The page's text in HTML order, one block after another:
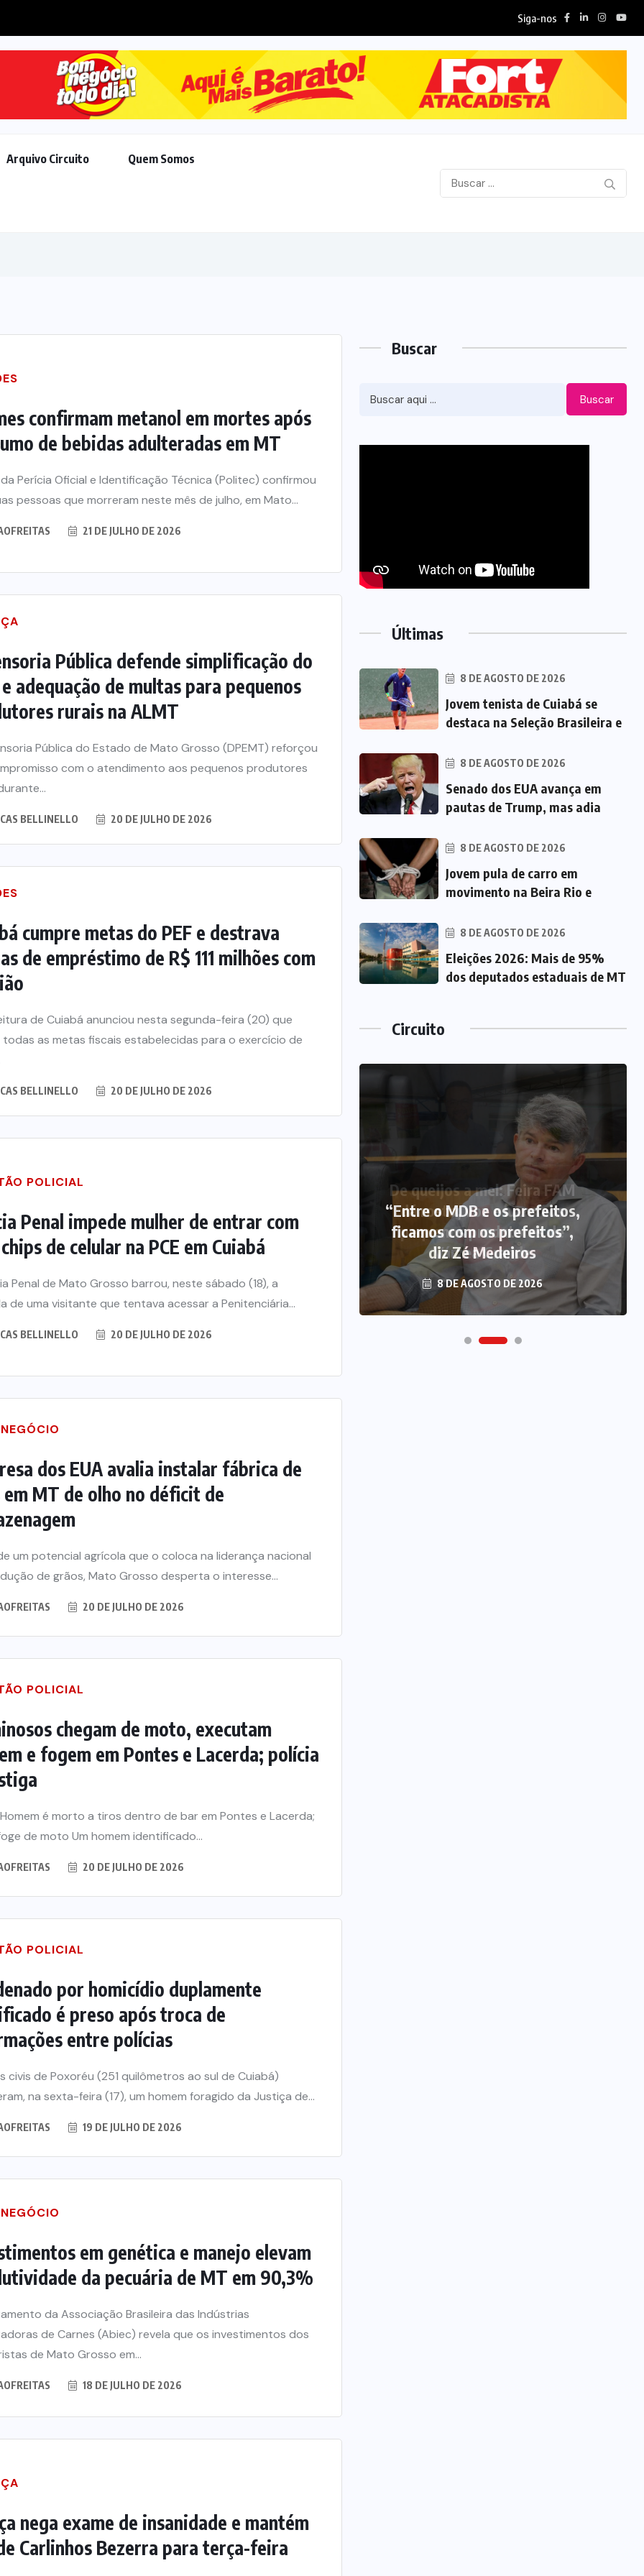
Siga-nos
Arquivo Circuito Quem Somos
confirmam metanol em mortes após
de bebidas adulteradas em MT
Perícia Oficial e Identificação Técnica (Politec) confirmou
pessoas que morreram neste mês de julho, em Mato...
21 DE JULHO DE 2026
Pública defende simplificação do
e adequação de multas para pequenos
rurais na ALMT
Pública do Estado de Mato Grosso (DPEMT) reforçou
com o atendimento aos pequenos produtores
BELLINELLO 20 DE JULHO DE 2026
cumpre metas do PEF e destrava
de empréstimo de R$ 111 milhões com
de Cuiabá anunciou nesta segunda-feira (20) que
todas as metas fiscais estabelecidas para o exercício de
BELLINELLO 20 DE JULHO DE 2026
POLICIAL
Penal impede mulher de entrar com
de celular na PCE em Cuiabá
Penal de Mato Grosso barrou, neste sábado (18), a
de uma visitante que tentava acessar a Penitenciária...
BELLINELLO 20 DE JULHO DE 2026
dos EUA avalia instalar fábrica de
em MT de olho no déficit de
um potencial agrícola que o coloca na liderança nacional
de grãos, Mato Grosso desperta o interesse...
20 DE JULHO DE 2026
POLICIAL
chegam de moto, executam
e fogem em Pontes e Lacerda; polícia
é morto a tiros dentro de bar em Pontes e Lacerda;
de moto Um homem identificado...
20 DE JULHO DE 2026
POLICIAL
por homicídio duplamente
é preso após troca de
entre polícias
civis de Poxoréu (251 quilômetros ao sul de Cuiabá)
na sexta-feira (17), um homem foragido da Justiça de...
19 DE JULHO DE 2026
em genética e manejo elevam
da pecuária de MT em 90,3%
da Associação Brasileira das Indústrias
de Carnes (Abiec) revela que os investimentos dos
de Mato Grosso em...
18 DE JULHO DE 2026
nega exame de insanidade e mantém
Carlinhos Bezerra para terça-feira
Buscar
Buscar
Últimas
8 DE AGOSTO DE 2026
Jovem tenista de Cuiabá se
destaca na Seleção Brasileira e
8 DE AGOSTO DE 2026
Senado dos EUA avança em
pautas de Trump, mas adia
8 DE AGOSTO DE 2026
Jovem pula de carro em
movimento na Beira Rio e
8 DE AGOSTO DE 2026
Eleições 2026: Mais de 95%
dos deputados estaduais de MT
Circuito
dá rosto, voz e lucro aos
pequenos produtores de
Várzea Grande
8 DE AGOSTO DE 2026
“Entre o MDB e os prefeitos,
ficamos com os prefeitos”,
diz Zé Medeiros
8 DE AGOSTO DE 2026